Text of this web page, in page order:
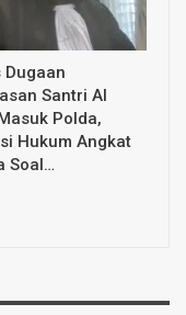
Dugaan
Santri Al
Polda,
Hukum Angkat
Soal…